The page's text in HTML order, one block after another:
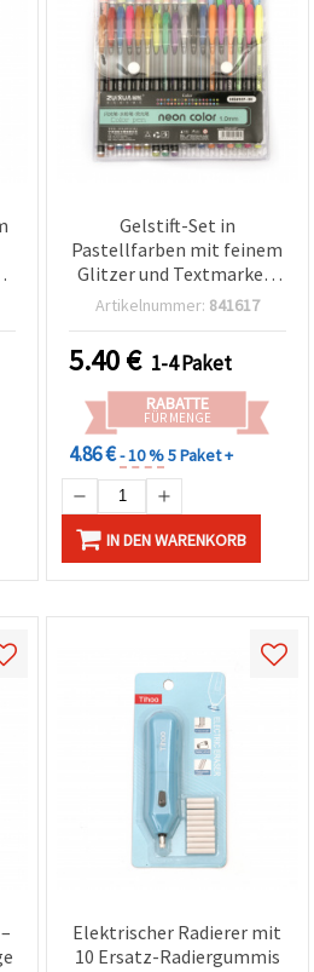
Gelstift-Set in
Pastellfarben mit feinem
Glitzer und Textmarker-
Farben, 1,0 mm – 36
Artikelnummer: 841617
5.40€ 1-4 Paket
RABATTE
FÜR MENGE
4.86 €- 10 %5 Paket +
IN DEN WARENKORB
Elektrischer Radierer mit
10 Ersatz-Radiergummis